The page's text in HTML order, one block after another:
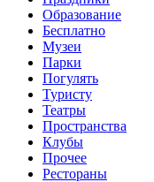
Образование
Бесплатно
Музеи
Парки
Погулять
Туристу
Театры
Пространства
Клубы
Прочее
Рестораны